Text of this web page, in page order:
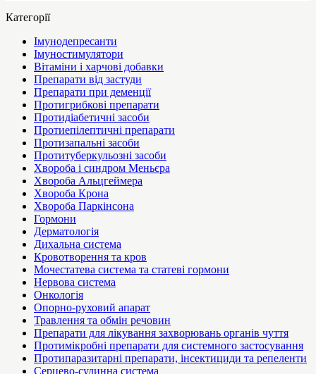
Категорії
Імунодепресанти
Імуностимулятори
Вітаміни і харчові добавки
Препарати від застуди
Препарати при деменції
Протигрибкові препарати
Протидіабетичні засоби
Протиепілептичні препарати
Протизапальні засоби
Протитуберкульозні засоби
Хвороба і синдром Меньєра
Хвороба Альцгеймера
Хвороба Крона
Хвороба Паркінсона
Гормони
Дерматологія
Дихальна система
Кровотворення та кров
Мочестатева система та статеві гормони
Нервова система
Онкологія
Опорно-руховий апарат
Травлення та обмін речовин
Препарати для лікування захворювань органів чуття
Протимікробні препарати для системного застосування
Протипаразитарні препарати, інсектициди та репеленти
Серцево-судинна система